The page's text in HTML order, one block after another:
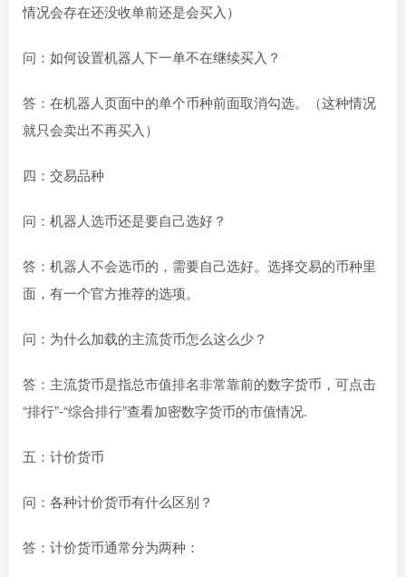
情况会存在还没收单前还是会买入）
问：如何设置机器人下一单不在继续买入？
答：在机器人页面中的单个币种前面取消勾选。（这种情况
就只会卖出不再买入）
四：交易品种
问：机器人选币还是要自己选好？
答：机器人不会选币的，需要自己选好。选择交易的币种里
面，有一个官方推荐的选项。
问：为什么加载的主流货币怎么这么少？
答：主流货币是指总市值排名非常靠前的数字货币，可点击
“排行”-“综合排行”查看加密数字货币的市值情况.
五：计价货币
问：各种计价货币有什么区别？
答：计价货币通常分为两种：